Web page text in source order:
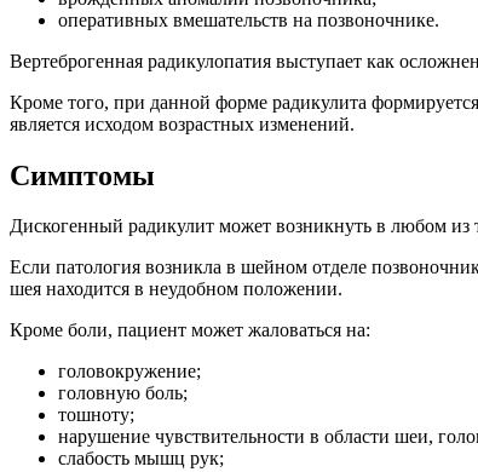
оперативных вмешательств на позвоночнике.
Вертеброгенная радикулопатия выступает как
Кроме того, при данной форме радикулита
является исходом возрастных изменений.
Симптомы
Дискогенный радикулит может возникнуть в любом из
Если патология возникла в шейном отделе
шея находится в неудобном положении.
Кроме боли, пациент может жаловаться на:
головокружение;
головную боль;
тошноту;
нарушение чувствительности в области шеи,
слабость мышц рук;